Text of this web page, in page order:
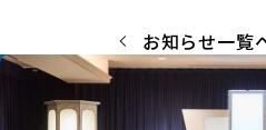
お知らせ一覧